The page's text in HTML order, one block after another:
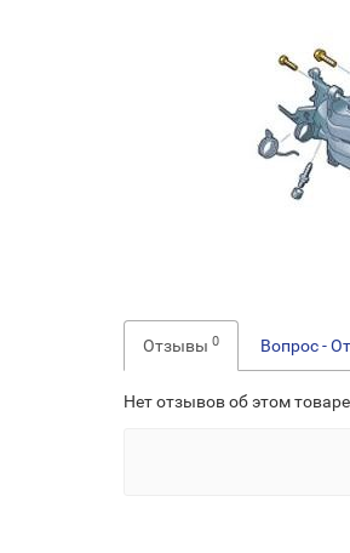
Отзывы 0 Вопрос -
Нет отзывов об этом